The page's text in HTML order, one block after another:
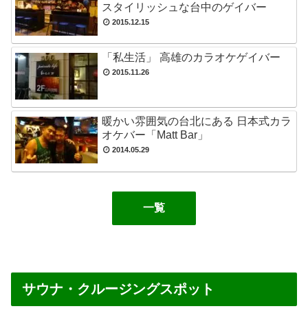
スタイリッシュな台中のゲイバー
2015.12.15
「私生活」 高雄のカラオケゲイバー
2015.11.26
暖かい雰囲気の台北にある 日本式カラ
オケバー「Matt Bar」
2014.05.29
一覧
サウナ・クルージングスポット